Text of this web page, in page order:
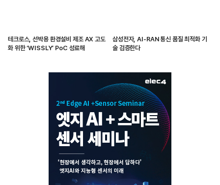
테크로스, 선박용 환경설비 제조 AX 고도
화 위한 ‘WISSLY’ PoC 성료해
삼성전자, AI-RAN 통신 품질 최적화 기
술 검증한다